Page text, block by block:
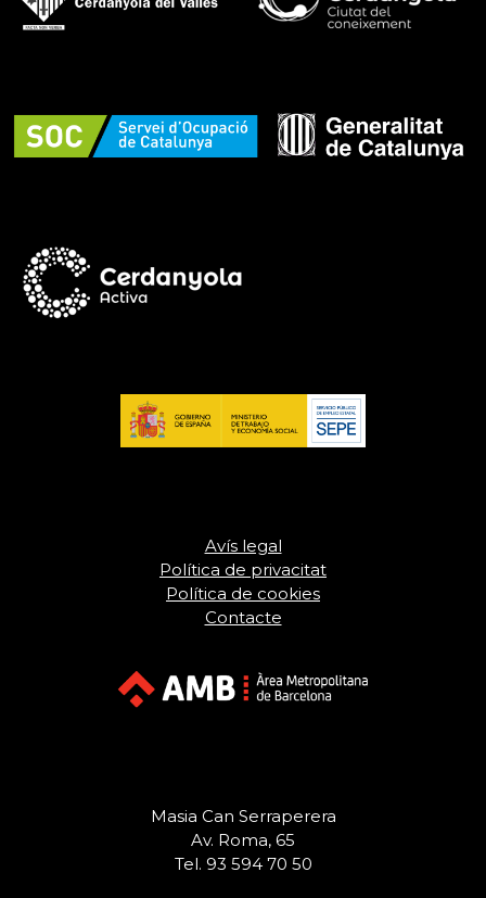
Avís legal
Política de privacitat
Política de cookies
Contacte
Masia Can Serraperera
Av. Roma, 65
Tel. 93 594 70 50